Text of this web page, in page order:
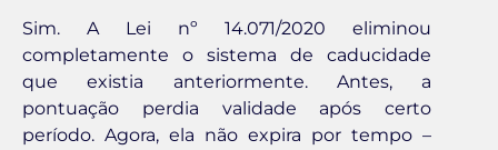
Sim. A Lei nº 14.071/2020 eliminou
completamente o sistema de caducidade
que existia anteriormente. Antes, a
pontuação perdia validade após certo
período. Agora, ela não expira por tempo –